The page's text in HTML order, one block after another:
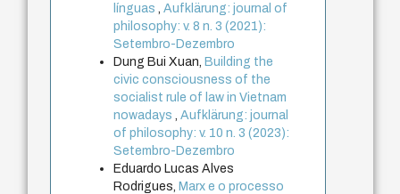
línguas
,Aufklärung: journal of
philosophy: v. 8 n. 3 (2021):
Setembro-Dezembro
Dung Bui Xuan,Building the
civic consciousness of the
socialist rule of law in Vietnam
nowadays
,Aufklärung: journal
of philosophy: v. 10 n. 3 (2023):
Setembro-Dezembro
Eduardo Lucas Alves
Rodrigues,Marx e o processo